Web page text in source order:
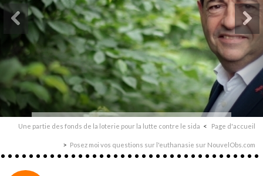
Une partie des fonds de la loterie pour la lutte contre le sida Page d'accueil
Posez moi vos questions sur l'euthanasie sur NouvelObs.com